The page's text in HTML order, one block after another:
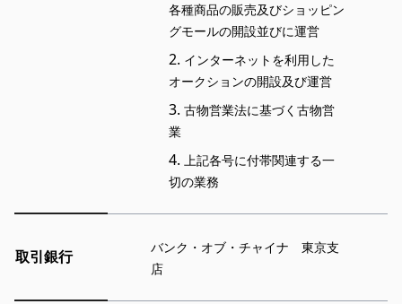
各種商品の販売及びショッピン
グモールの開設並びに運営
インターネットを利用した
オークションの開設及び運営
古物営業法に基づく古物営
業
上記各号に付帯関連する一
切の業務
取引銀行
バンク・オブ・チャイナ 東京支
店